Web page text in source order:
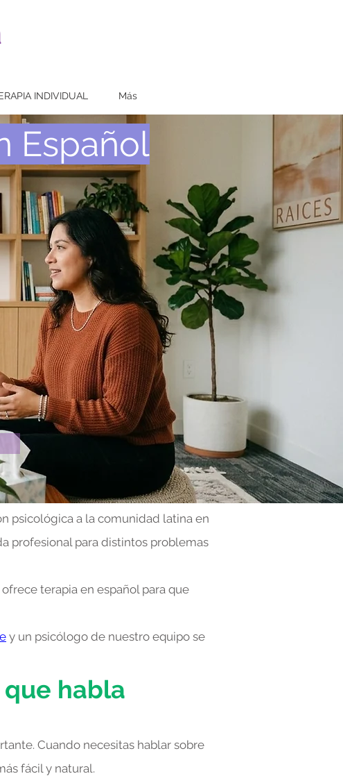
INDIVIDUAL Más
Español
psicológica a la comunidad latina en
profesional para distintos problemas
terapia en español para que
y un psicólogo de nuestro equipo se
habla
Cuando necesitas hablar sobre
fácil y natural.